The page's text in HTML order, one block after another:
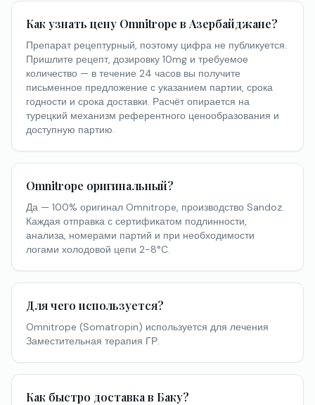
Как узнать цену Omnitrope в Азербайджане?
Препарат рецептурный, поэтому цифра не публикуется.
Пришлите рецепт, дозировку 10mg и требуемое
количество — в течение 24 часов вы получите
письменное предложение с указанием партии, срока
годности и срока доставки. Расчёт опирается на
турецкий механизм референтного ценообразования и
доступную партию.
Omnitrope оригинальный?
Да — 100% оригинал Omnitrope, производство Sandoz.
Каждая отправка с сертификатом подлинности,
анализа, номерами партий и при необходимости
логами холодовой цепи 2-8°C.
Для чего используется?
Omnitrope (Somatropin) используется для лечения
Заместительная терапия ГР.
Как быстро доставка в Баку?